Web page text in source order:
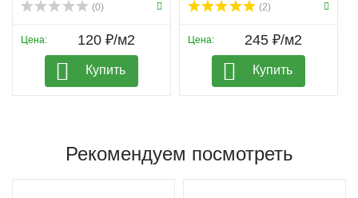
(0)
Цена: 120 ₽/м2
Купить
(2)
Цена: 245 ₽/м2
Купить
Рекомендуем посмотреть